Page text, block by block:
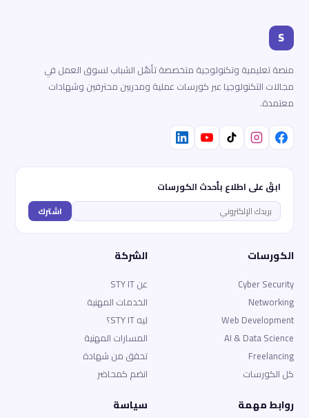
S
منصة تعليمية وتكنولوجية متخصصة تأهّل الشباب لسوق العمل في
مجالات التكنولوجيا عبر كورسات عملية ومدربين محترفين وشهادات
معتمدة.
ابقَ على اطلاع بأحدث الكورسات
اشترك
الكورسات
Cyber Security
Networking
Web Development
AI & Data Science
Freelancing
كل الكورسات
الشركة
عن STY IT
الخدمات المهنية
ليه STY IT؟
المسارات المهنية
تحقق من شهادة
انضم كمحاضر
روابط مهمة سياسة